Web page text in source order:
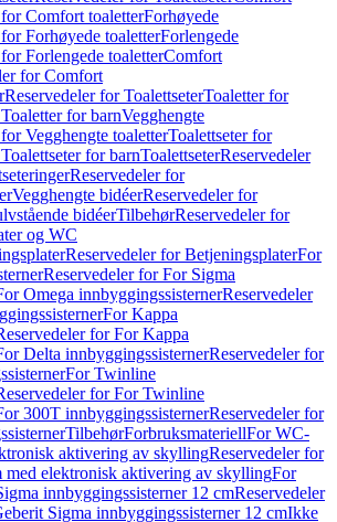
Comfort toaletterForhøyede
Forhøyede toaletterForlengede
Forlengede toaletterComfort
for Comfort
Reservedeler for ToalettseterToaletter for
for barnVegghengte
Vegghengte toaletterToalettseter for
for barnToalettseterReservedeler
Reservedeler for
Vegghengte bidéerReservedeler for
bidéerTilbehørReservedeler for
og WC
Reservedeler for BetjeningsplaterFor
Reservedeler for For Sigma
Omega innbyggingssisternerReservedeler
For Kappa
for For Kappa
Delta innbyggingssisternerReservedeler for
For Twinline
for For Twinline
300T innbyggingssisternerReservedeler for
TilbehørForbruksmateriellFor WC-
aktivering av skyllingReservedeler for
med elektronisk aktivering av skyllingFor
innbyggingssisterner 12 cmReservedeler
Sigma innbyggingssisterner 12 cmIkke